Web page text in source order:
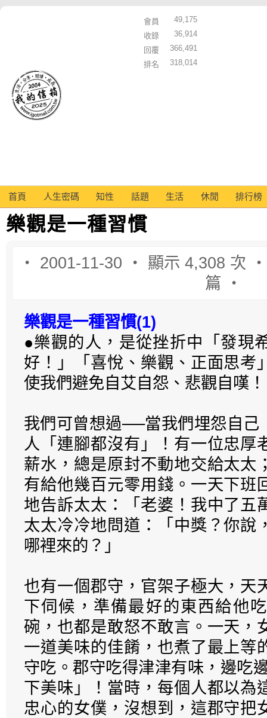
會員
49,175
收錄
36,914
回覆
366,491
排名
318,014
首頁 人生密碼 知性 話題 生活 休閒 排行榜
樂觀是一種習慣
‧ 2001-11-30 ‧ 顯示 4,308 次
篇 ‧
樂觀是一種習慣(1)
●樂觀的人，是從挫折中「發現
好！」「喜悅、樂觀、正面思考
使我們避免自艾自怨、悲觀自嘆！
我們可曾想過──當我們埋怨自己
人「連腳都沒有」！有一位忠厚
薪水，總是原封不動地交給太太
有給他幾百元零用錢。一天下班
地告訴太太：「老婆！我中了五
太太冷冷地問道：「中獎？你說
哪裡來的？」
也有一個郡守，官架子極大，天
下伺候，準備最好的東西給他
碗，也都是敢怒不敢言。一天，
一道美味的佳餚，也煮了最上等
守吃。郡守吃得津津有味，邊吃
下美味」！當時，每個人都以為
忠心的女僕，沒想到，這郡守把